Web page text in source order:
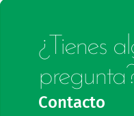
¿Tienes
Contacto